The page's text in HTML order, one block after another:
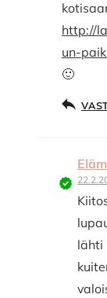
http://
un-
🙂
lähti